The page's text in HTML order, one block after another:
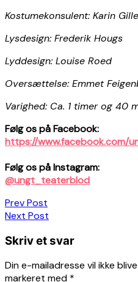
Kostumekonsulent: Karin Gille
Lysdesign: Frederik Hougs
Lyddesign: Louise Roed
Oversættelse: Emmet
Varighed: Ca. 1 timer og 40
Følg os på Facebook:
https://www.facebook.com/
Følg os på Instagram:
@ungt_teaterblod
Indlægsnavigation
Prev Post
Next Post
Skriv et svar
Din e-mailadresse vil ikke
markeret med *